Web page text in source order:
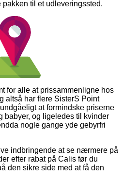
til et udleveringssted.
for alle at prissammenligne hos
altså har flere SisterS Point
at formindske priserne
babyer, og ligeledes til kvinder
nogle gange yde gebyrfri
indbringende at se nærmere på
efter rabat på Calis før du
den sikre side med at få den